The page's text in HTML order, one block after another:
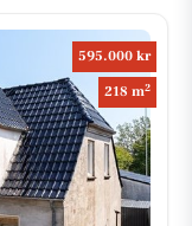
595.000 kr
218 m2